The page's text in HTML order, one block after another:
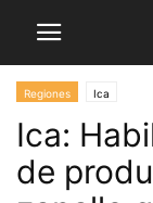
Regiones Ica
Ica:
de